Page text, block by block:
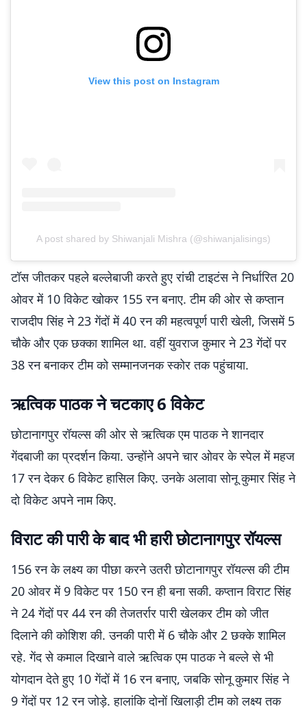
View this post on Instagram
A post shared by Shiwanjali Mishra (@shiwanjalisings)
टॉस जीतकर पहले बल्लेबाजी करते हुए रांची टाइटंस ने निर्धारित 20
ओवर में 10 विकेट खोकर 155 रन बनाए. टीम की ओर से कप्तान
राजदीप सिंह ने 23 गेंदों में 40 रन की महत्वपूर्ण पारी खेली, जिसमें 5
चौके और एक छक्का शामिल था. वहीं युवराज कुमार ने 23 गेंदों पर
38 रन बनाकर टीम को सम्मानजनक स्कोर तक पहुंचाया.
ऋत्विक पाठक ने चटकाए 6 विकेट
छोटानागपुर रॉयल्स की ओर से ऋत्विक एम पाठक ने शानदार
गेंदबाजी का प्रदर्शन किया. उन्होंने अपने चार ओवर के स्पेल में महज
17 रन देकर 6 विकेट हासिल किए. उनके अलावा सोनू कुमार सिंह ने
दो विकेट अपने नाम किए.
विराट की पारी के बाद भी हारी छोटानागपुर रॉयल्स
156 रन के लक्ष्य का पीछा करने उतरी छोटानागपुर रॉयल्स की टीम
20 ओवर में 9 विकेट पर 150 रन ही बना सकी. कप्तान विराट सिंह
ने 24 गेंदों पर 44 रन की तेजतर्रार पारी खेलकर टीम को जीत
दिलाने की कोशिश की. उनकी पारी में 6 चौके और 2 छक्के शामिल
रहे. गेंद से कमाल दिखाने वाले ऋत्विक एम पाठक ने बल्ले से भी
योगदान देते हुए 10 गेंदों में 16 रन बनाए, जबकि सोनू कुमार सिंह ने
9 गेंदों पर 12 रन जोड़े. हालांकि दोनों खिलाड़ी टीम को लक्ष्य तक